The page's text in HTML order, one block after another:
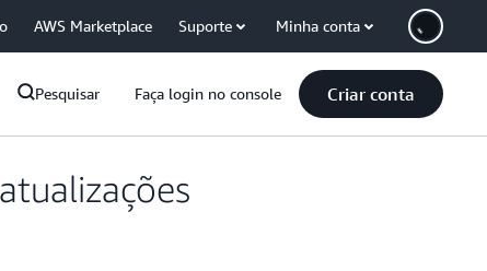
AWS Marketplace Suporte Minha conta
Pesquisar Faça login no console Criar conta